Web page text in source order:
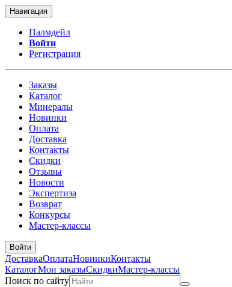
Навигация
Палмдейл
Войти
Регистрация
Заказы
Каталог
Минералы
Новинки
Оплата
Доставка
Контакты
Скидки
Отзывы
Новости
Экспертиза
Возврат
Конкурсы
Мастер-классы
Войти
ДоставкаОплатаНовинкиКонтакты
КаталогМои заказыСкидкиМастер-классы
Поиск по сайту